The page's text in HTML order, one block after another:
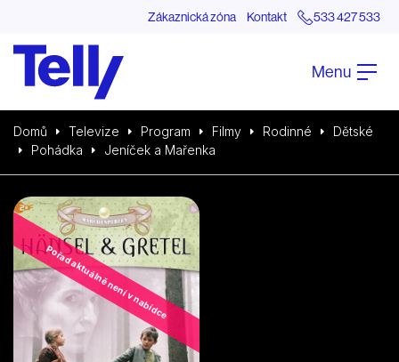
Zákaznická zóna Kontakt 533 427 533
Menu
Domů Televize Program Filmy Rodinné
Dětské
Pohádka
Jeníček a Mařenka
Pořad aktuálně není v nabídce